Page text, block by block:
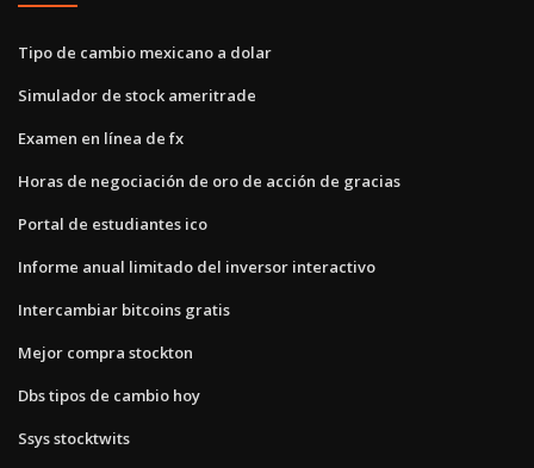
Tipo de cambio mexicano a dolar
Simulador de stock ameritrade
Examen en línea de fx
Horas de negociación de oro de acción de gracias
Portal de estudiantes ico
Informe anual limitado del inversor interactivo
Intercambiar bitcoins gratis
Mejor compra stockton
Dbs tipos de cambio hoy
Ssys stocktwits